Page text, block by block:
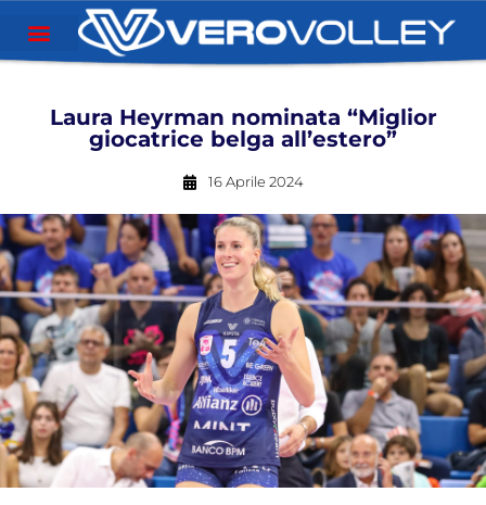
Laura Heyrman nominata “Miglior
giocatrice belga all’estero”
16 Aprile 2024